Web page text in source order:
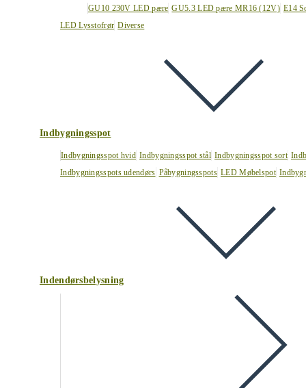
GU10 230V LED pære GU5.3 LED pære MR16 (12V) E14
LED Lysstofrør Diverse
Indbygningsspot
Indbygningsspot hvid Indbygningsspot stål Indbygningsspot sort
Indbygningsspots udendørs Påbygningsspots LED Møbelspot
Indendørsbelysning